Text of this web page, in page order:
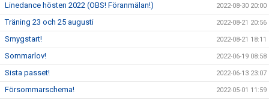
Linedance hösten 2022 (OBS! Föranmälan!) 2022-08-30 20:00
Träning 23 och 25 augusti 2022-08-21 20:56
Smygstart! 2022-08-21 18:11
Sommarlov! 2022-06-19 08:58
Sista passet! 2022-06-13 23:07
Försommarschema! 2022-05-01 11:59